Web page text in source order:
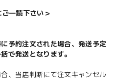
一読下さい＞
予約注文された場合、発送予定
で発送となります。
、当店判断にて注文キャンセル